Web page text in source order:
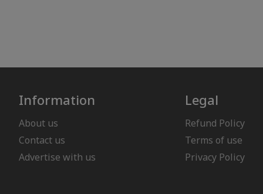
Information
About us
Contact us
Advertise with us
Legal
Refund Policy
Terms of use
Privacy Policy